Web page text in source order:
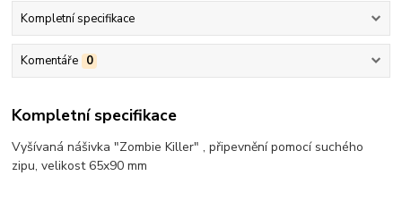
Kompletní specifikace
Komentáře 0
Kompletní specifikace
Vyšívaná nášivka "Zombie Killer" , připevnění pomocí suchého
zipu, velikost 65x90 mm